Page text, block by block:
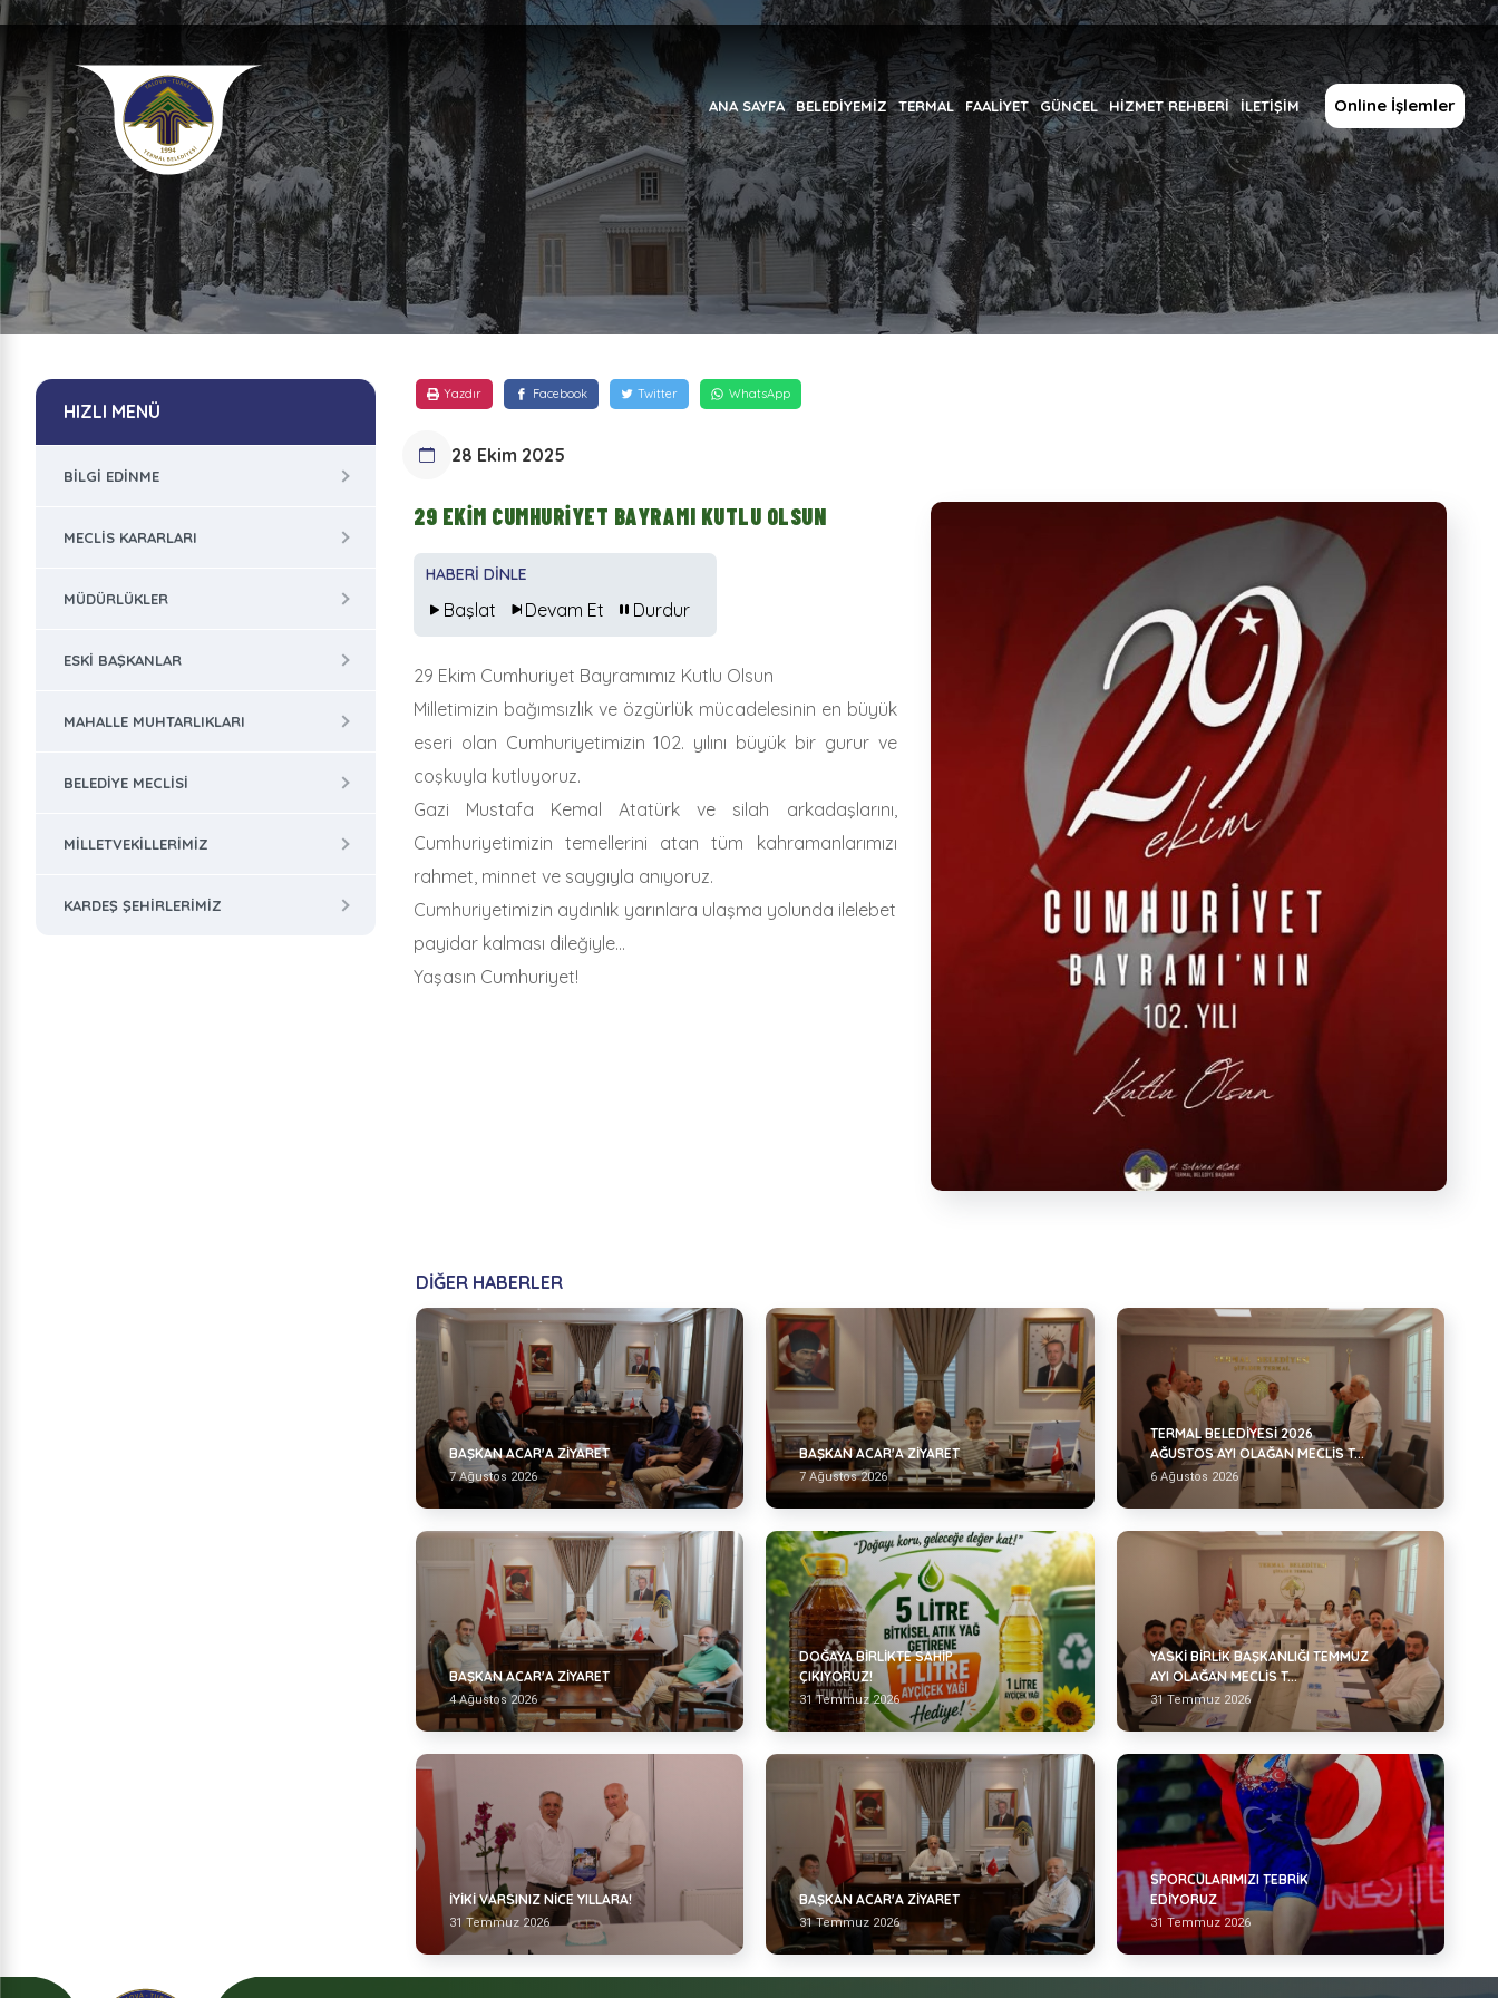
ANA SAYFA BELEDİYEMİZ TERMAL FAALİYET GÜNCEL HİZMET REHBERİ İLETİŞİM Online İşlemler
Yazdır Facebook Twitter WhatsApp
28 Ekim 2025
29 EKİM CUMHURİYET BAYRAMI KUTLU OLSUN
HABERİ DİNLE
Başlat Devam Et Durdur
29 Ekim Cumhuriyet Bayramımız Kutlu Olsun
Milletimizin bağımsızlık ve özgürlük mücadelesinin en büyük
eseri olan Cumhuriyetimizin 102. yılını büyük bir gurur ve
coşkuyla kutluyoruz.
Gazi Mustafa Kemal Atatürk ve silah arkadaşlarını,
Cumhuriyetimizin temellerini atan tüm kahramanlarımızı
rahmet, minnet ve saygıyla anıyoruz.
Cumhuriyetimizin aydınlık yarınlara ulaşma yolunda ilelebet
payidar kalması dileğiyle…
Yaşasın Cumhuriyet!
DİĞER HABERLER
BAŞKAN ACAR'A ZİYARET
7 Ağustos 2026
BAŞKAN ACAR'A ZİYARET
7 Ağustos 2026
TERMAL BELEDİYESİ 2026
AĞUSTOS AYI OLAĞAN MECLİS T...
6 Ağustos 2026
BAŞKAN ACAR'A ZİYARET
4 Ağustos 2026
DOĞAYA BİRLİKTE SAHİP
ÇIKIYORUZ!
31 Temmuz 2026
YASKİ BİRLİK BAŞKANLIĞI TEMMUZ
AYI OLAĞAN MECLİS T...
31 Temmuz 2026
İYİKİ VARSINIZ NİCE YILLARA!
31 Temmuz 2026
BAŞKAN ACAR'A ZİYARET
31 Temmuz 2026
SPORCULARIMIZI TEBRİK
EDİYORUZ
31 Temmuz 2026
HIZLI MENÜ
BILGI EDINME
MECLIS KARARLARI
MÜDÜRLÜKLER
ESKI BAŞKANLAR
MAHALLE MUHTARLIKLARI
BELEDIYE MECLISI
MILLETVEKILLERIMIZ
KARDEŞ ŞEHIRLERIMIZ